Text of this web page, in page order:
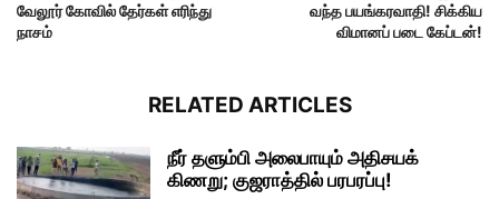
வேலூர் கோவில் தேர்கள் எரிந்து
நாசம்
வந்த பயங்கரவாதி! சிக்கிய
விமானப் படை கேப்டன்!
RELATED ARTICLES
நீர் தளும்பி அலைபாயும் அதிசயக்
கிணறு; குஜராத்தில் பரபரப்பு!